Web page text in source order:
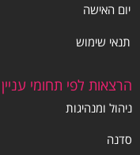
יום האישה
תנאי שימוש
הרצאות לפי תחומי עניין
ניהול ומנהיגות
סדנה